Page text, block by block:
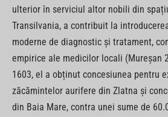
ulterior în serviciul altor nobili din
Transilvania, a contribuit la
moderne de diagnostic și tratament,
empirice ale medicilor locali (Mureșan
1603, el a obținut concesiunea pentru
zăcămintelor aurifere din Zlatna și
din Baia Mare, contra unei sume de